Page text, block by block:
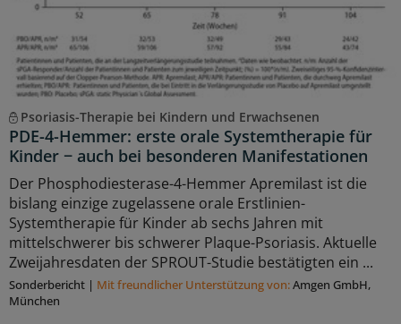
Psoriasis-Therapie bei Kindern und Erwachsenen
PDE-4-Hemmer: erste orale Systemtherapie für
Kinder − auch bei besonderen Manifestationen
Der Phosphodiesterase-4-Hemmer Apremilast ist die
bislang einzige zugelassene orale Erstlinien-
Systemtherapie für Kinder ab sechs Jahren mit
mittelschwerer bis schwerer Plaque-Psoriasis. Aktuelle
Zweijahresdaten der SPROUT-Studie bestätigten ein ...
Sonderbericht | Mit freundlicher Unterstützung von:Amgen GmbH,
München